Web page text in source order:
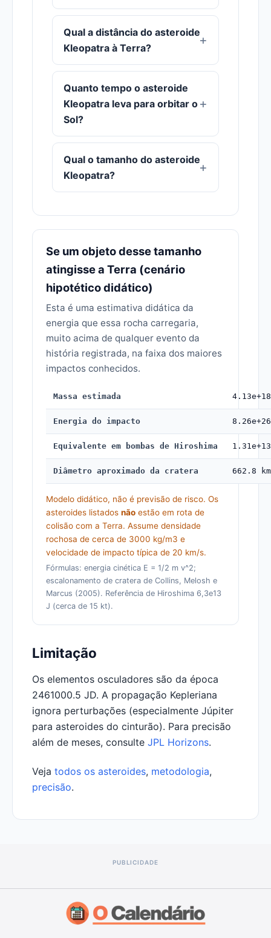
Qual a distância do asteroide
Kleopatra à Terra?
Quanto tempo o asteroide
Kleopatra leva para orbitar o
Sol?
Qual o tamanho do asteroide
Kleopatra?
Se um objeto desse tamanho
atingisse a Terra (cenário
hipotético didático)
Esta é uma estimativa didática da
energia que essa rocha carregaria,
muito acima de qualquer evento da
história registrada, na faixa dos maiores
impactos conhecidos.
Massa estimada
Energia do impacto
Equivalente em bombas de Hiroshima 1.31e+13
Diâmetro aproximado da cratera 662.8 km
Modelo didático, não é previsão de risco. Os
asteroides listados não estão em rota de
colisão com a Terra. Assume densidade
rochosa de cerca de 3000 kg/m3 e
velocidade de impacto típica de 20 km/s.
Fórmulas: energia cinética E = 1/2 m v^2;
escalonamento de cratera de Collins, Melosh e
Marcus (2005). Referência de Hiroshima 6,3e13
J (cerca de 15 kt).
Limitação
Os elementos osculadores são da época
2461000.5 JD. A propagação Kepleriana
ignora perturbações (especialmente Júpiter
para asteroides do cinturão). Para precisão
além de meses, consulte JPL Horizons.
Veja todos os asteroides, metodologia,
precisão.